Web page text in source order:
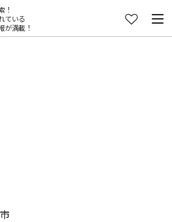
！
ている
が満載！